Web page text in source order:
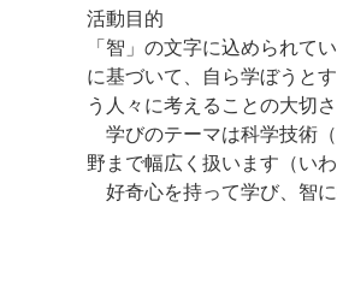
活動目的
「智」の文字に込められて
に基づいて、自ら学ぼうと
う人々に考えることの大切
学びのテーマは科学技術
野まで幅広く扱います（いわ
好奇心を持って学び、智に